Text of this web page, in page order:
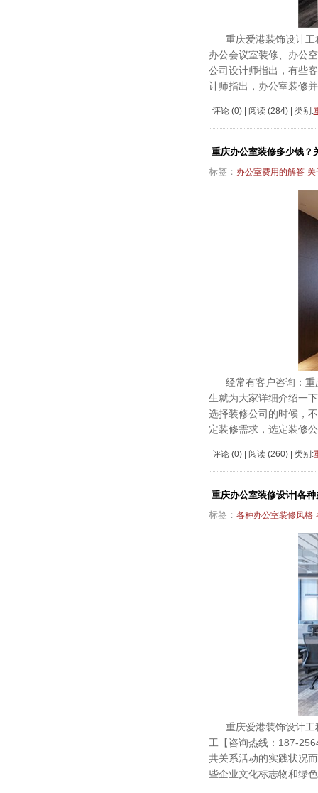
重庆爱港装饰设计工
办公会议室装修、办公
公司设计师指出，有些
计师指出，办公室装修
评论 (0) | 阅读 (284) | 类别:
重庆办公室装修多少钱？
标签： 办公室费用的解答 关
经常有客户咨询：重
生就为大家详细介绍一
选择装修公司的时候，
定装修需求，选定装修
评论 (0) | 阅读 (260) | 类别:
重庆办公室装修设计|各
标签： 各种办公室装修风格
重庆爱港装饰设计工
工【咨询热线：187-
共关系活动的实践状况
些企业文化标志物和绿